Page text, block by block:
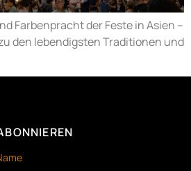
Farbenpracht der Feste in Asien –
den lebendigsten Traditionen und